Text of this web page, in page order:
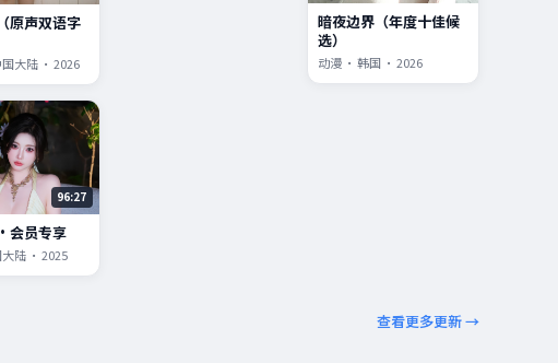
原声双语字
大陆 · 2026
暗夜边界（年度十佳候
选）
动漫 · 韩国 · 2026
96:27
会员专享
陆 · 2025
查看更多更新 →